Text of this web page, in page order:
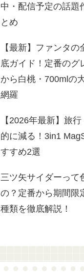
中・配信予定の話題
とめ
【最新】ファンタ
底ガイド！定番のグ
から白桃・700mlの
網羅
【2026年最新】旅
的に減る！3in1
すすめ2選
三ツ矢サイダーって
の？定番から期間限
種類を徹底解説！